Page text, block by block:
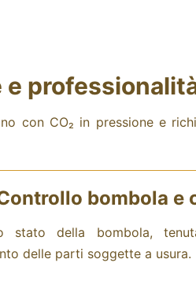
con CO₂ in pressione e
bombola e
stato della bombola,
delle parti soggette a usura.